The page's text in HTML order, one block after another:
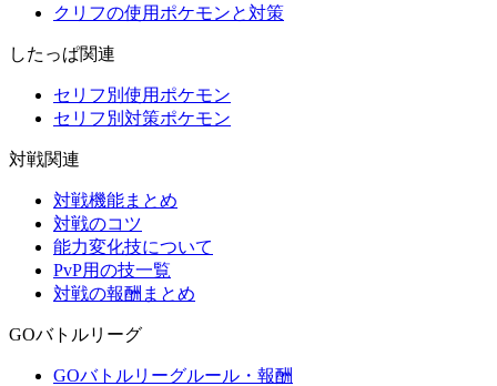
クリフの使用ポケモンと対策
したっぱ関連
セリフ別使用ポケモン
セリフ別対策ポケモン
対戦関連
対戦機能まとめ
対戦のコツ
能力変化技について
PvP用の技一覧
対戦の報酬まとめ
GOバトルリーグ
GOバトルリーグルール・報酬